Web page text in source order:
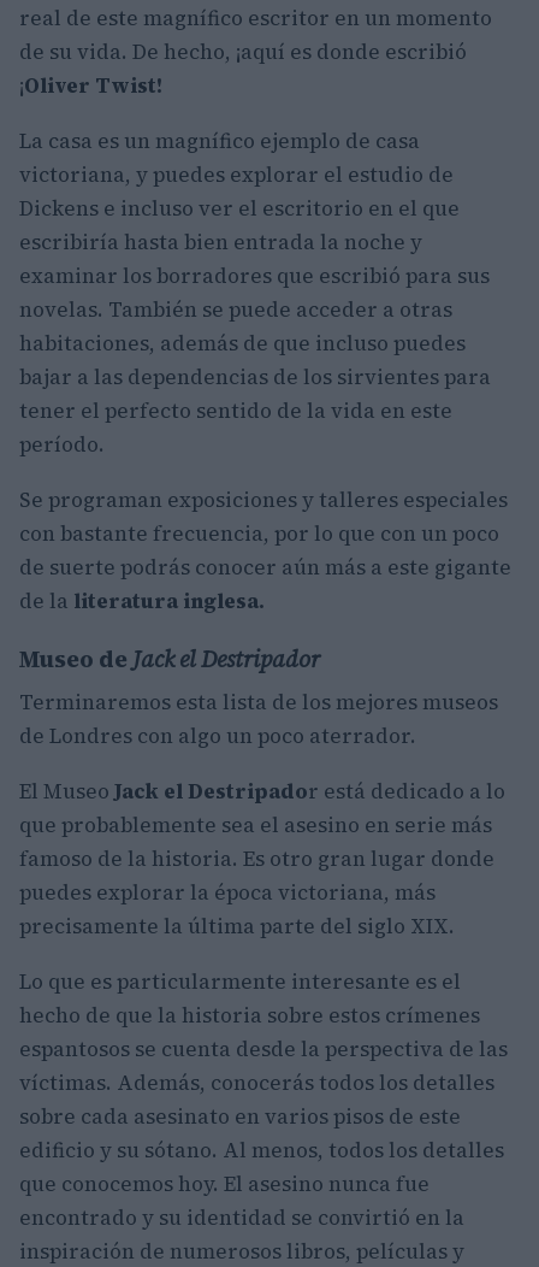
real de este magnífico escritor en un momento
de su vida. De hecho, ¡aquí es donde escribió
¡Oliver Twist!
La casa es un magnífico ejemplo de casa
victoriana, y puedes explorar el estudio de
Dickens e incluso ver el escritorio en el que
escribiría hasta bien entrada la noche y
examinar los borradores que escribió para sus
novelas. También se puede acceder a otras
habitaciones, además de que incluso puedes
bajar a las dependencias de los sirvientes para
tener el perfecto sentido de la vida en este
período.
Se programan exposiciones y talleres especiales
con bastante frecuencia, por lo que con un poco
de suerte podrás conocer aún más a este gigante
de la literatura inglesa.
Museo de Jack el Destripador
Terminaremos esta lista de los mejores museos
de Londres con algo un poco aterrador.
El MuseoJack el Destripador está dedicado a lo
que probablemente sea el asesino en serie más
famoso de la historia. Es otro gran lugar donde
puedes explorar la época victoriana, más
precisamente la última parte del siglo XIX.
Lo que es particularmente interesante es el
hecho de que la historia sobre estos crímenes
espantosos se cuenta desde la perspectiva de las
víctimas. Además, conocerás todos los detalles
sobre cada asesinato en varios pisos de este
edificio y su sótano. Al menos, todos los detalles
que conocemos hoy. El asesino nunca fue
encontrado y su identidad se convirtió en la
inspiración de numerosos libros, películas y